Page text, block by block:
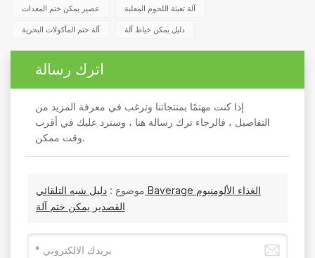
عصير يمكن ختم المعدات آلة تعبئة اللحوم المعلبة
آلة ختم المأكولات البحرية دليل يمكن خياط آلة
اترك رسالة
إذا كنت مهتمًا بمنتجاتنا وترغب في معرفة المزيد من
التفاصيل ، فالرجاء ترك رسالة هنا ، وسنرد عليك في أقرب
وقت ممكن.
موضوع : دليل شبه التلقائي Baverage الغذاء الألومنيوم
القصدير يمكن ختم آلة